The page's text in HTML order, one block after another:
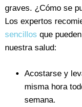
graves. ¿Cómo se
Los expertos
sencillos que
nuestra salud:
Acostarse y
misma hora
semana.